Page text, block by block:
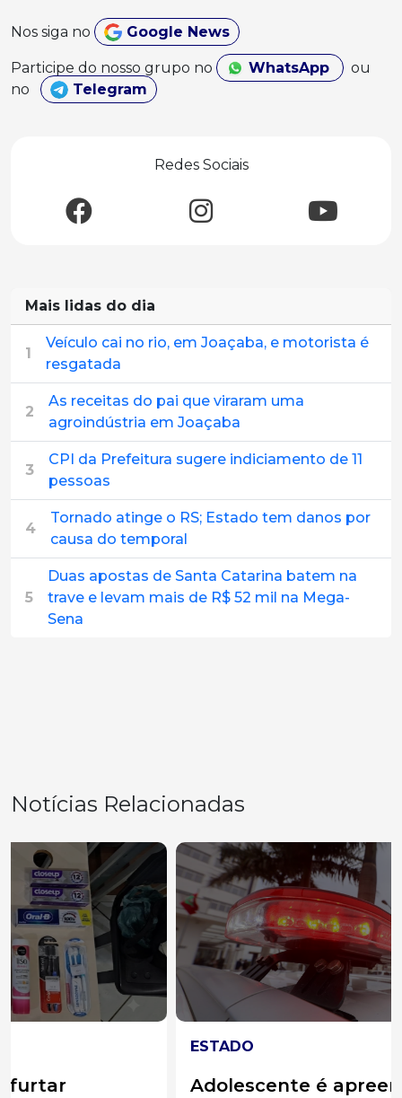
Nos siga no Google News
Participe do nosso grupo no WhatsApp
ou
no
Telegram
Redes Sociais
Mais lidas do dia
1
Veículo cai no rio, em Joaçaba, e motorista é
resgatada
2
As receitas do pai que viraram uma
agroindústria em Joaçaba
3
CPI da Prefeitura sugere indiciamento de 11
pessoas
4
Tornado atinge o RS; Estado tem danos por
causa do temporal
5
Duas apostas de Santa Catarina batem na
trave e levam mais de R$ 52 mil na Mega-
Sena
Notícias Relacionadas
Adolescente é apreendido por